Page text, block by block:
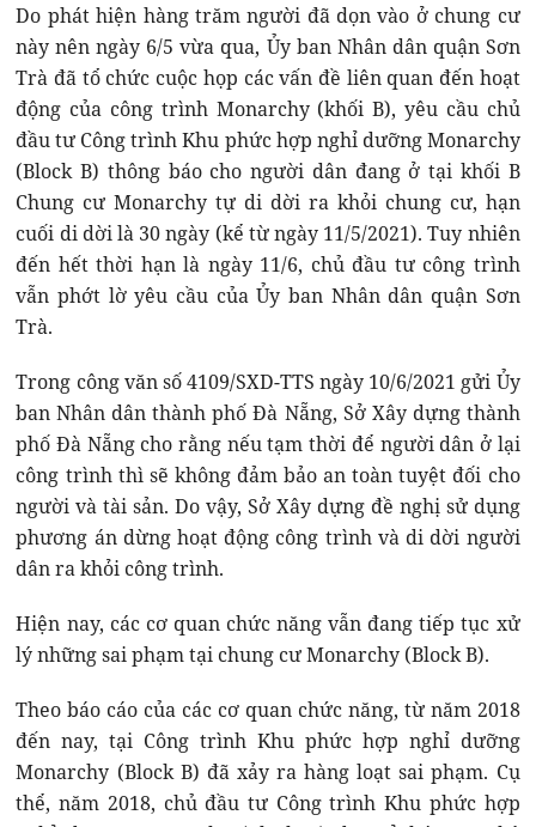
Do phát hiện hàng trăm người đã dọn vào ở chung cư
này nên ngày 6/5 vừa qua, Ủy ban Nhân dân quận Sơn
Trà đã tổ chức cuộc họp các vấn đề liên quan đến hoạt
động của công trình Monarchy (khối B), yêu cầu chủ
đầu tư Công trình Khu phức hợp nghỉ dưỡng Monarchy
(Block B) thông báo cho người dân đang ở tại khối B
Chung cư Monarchy tự di dời ra khỏi chung cư, hạn
cuối di dời là 30 ngày (kể từ ngày 11/5/2021). Tuy nhiên
đến hết thời hạn là ngày 11/6, chủ đầu tư công trình
vẫn phớt lờ yêu cầu của Ủy ban Nhân dân quận Sơn
Trà.
Trong công văn số 4109/SXD-TTS ngày 10/6/2021 gửi Ủy
ban Nhân dân thành phố Đà Nẵng, Sở Xây dựng thành
phố Đà Nẵng cho rằng nếu tạm thời để người dân ở lại
công trình thì sẽ không đảm bảo an toàn tuyệt đối cho
người và tài sản. Do vậy, Sở Xây dựng đề nghị sử dụng
phương án dừng hoạt động công trình và di dời người
dân ra khỏi công trình.
Hiện nay, các cơ quan chức năng vẫn đang tiếp tục xử
lý những sai phạm tại chung cư Monarchy (Block B).
Theo báo cáo của các cơ quan chức năng, từ năm 2018
đến nay, tại Công trình Khu phức hợp nghỉ dưỡng
Monarchy (Block B) đã xảy ra hàng loạt sai phạm. Cụ
thể, năm 2018, chủ đầu tư Công trình Khu phức hợp